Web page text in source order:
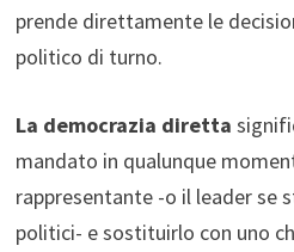
prende direttamente le
politico di turno.
La democrazia diretta
mandato in qualunque
rappresentante -o il leader se
politici- e sostituirlo con uno